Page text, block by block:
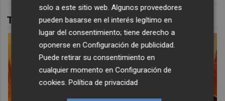
TAMBIÉN TE PUEDE INTERESAR
solo a este sitio web. Algunos proveedores
pueden basarse en el interés legítimo en
lugar del consentimiento; tiene derecho a
oponerse enConfiguración de publicidad
Puede retirar su consentimiento en
cualquier momento enConfiguración de
cookies .Política de privacidad